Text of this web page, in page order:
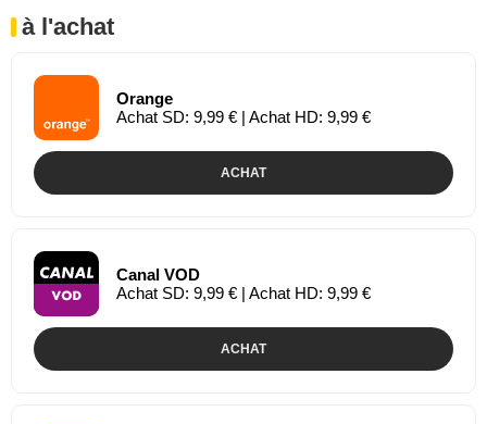
à l'achat
Orange
Achat SD: 9,99 € | Achat HD: 9,99 €
ACHAT
Canal VOD
Achat SD: 9,99 € | Achat HD: 9,99 €
ACHAT